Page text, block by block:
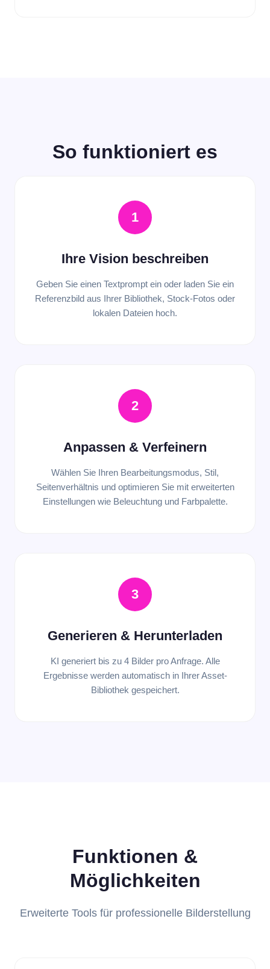
So funktioniert es
1
Ihre Vision beschreiben
Geben Sie einen Textprompt ein oder laden Sie ein
Referenzbild aus Ihrer Bibliothek, Stock-Fotos oder
lokalen Dateien hoch.
2
Anpassen & Verfeinern
Wählen Sie Ihren Bearbeitungsmodus, Stil,
Seitenverhältnis und optimieren Sie mit erweiterten
Einstellungen wie Beleuchtung und Farbpalette.
3
Generieren & Herunterladen
KI generiert bis zu 4 Bilder pro Anfrage. Alle
Ergebnisse werden automatisch in Ihrer Asset-
Bibliothek gespeichert.
Funktionen &
Möglichkeiten
Erweiterte Tools für professionelle Bilderstellung